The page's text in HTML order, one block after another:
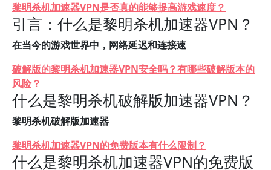
黎明杀机加速器VPN是否真的能够提高游戏速度？
引言：什么是黎明杀机加速器VPN？
在当今的游戏世界中，网络延迟和连接速
破解版的黎明杀机加速器VPN安全吗？有哪些破解版本的
风险？
什么是黎明杀机破解版加速器VPN？
黎明杀机破解版加速器
黎明杀机加速器VPN的免费版本有什么限制？
什么是黎明杀机加速器VPN的免费版